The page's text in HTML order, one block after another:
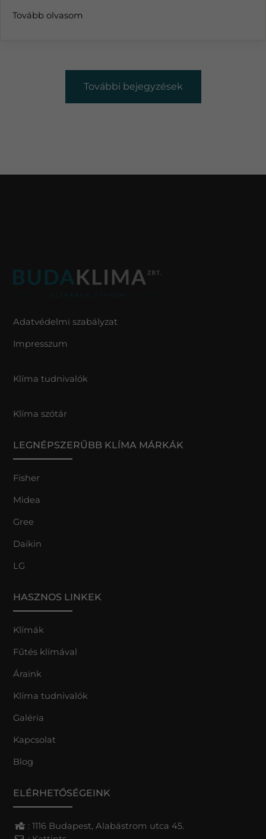
Tovább olvasom
További bejegyzések
Adatvédelmi szabályzat
Impresszum
Klíma tudnivalók
Klíma szótár
LEGNÉPSZERŰBB KLÍMA MÁRKÁK
Fisher
Midea
Gree
Daikin
LG
HASZNOS LINKEK
Klímák
Fűtés klímával
Áraink
Klíma tudnivalók
Galéria
Kapcsolat
Blog
ELÉRHETŐSÉGEINK
: 1116 Budapest, Alabástrom utca 45.